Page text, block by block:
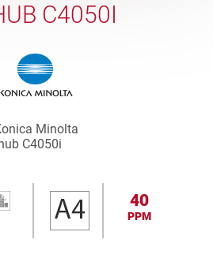
C4050I
40
PPM